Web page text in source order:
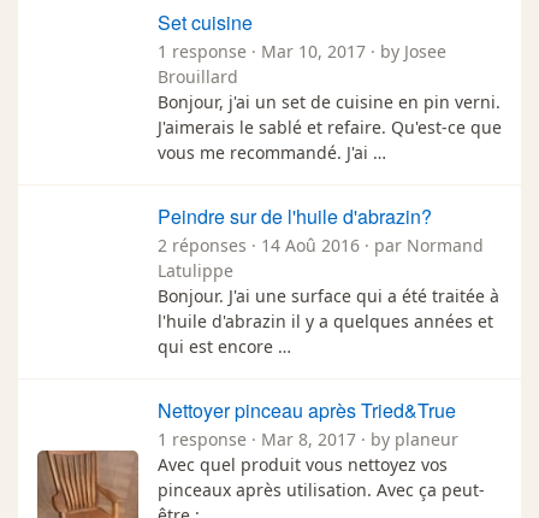
Set cuisine
1 response · Mar 10, 2017 · by Josee
Brouillard
Bonjour, j'ai un set de cuisine en pin verni.
J'aimerais le sablé et refaire. Qu'est-ce que
vous me recommandé. J'ai …
Peindre sur de l'huile d'abrazin?
2 réponses · 14 Aoû 2016 · par Normand
Latulippe
Bonjour. J'ai une surface qui a été traitée à
l'huile d'abrazin il y a quelques années et
qui est encore …
Nettoyer pinceau après Tried&True
1 response · Mar 8, 2017 · by planeur
Avec quel produit vous nettoyez vos
pinceaux après utilisation. Avec ça peut-